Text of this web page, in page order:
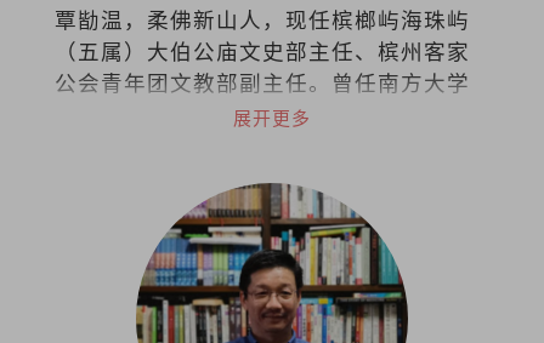
覃勓温，柔佛新山人，现任槟榔屿海珠屿
（五属）大伯公庙文史部主任、槟州客家
公会青年团文教部副主任。曾任南方大学
专项助理研究员。著有诗集《夕惕斋诗
马华文史札记》（2025）；另主编《南
天：槟榔屿广东暨汀州会馆会刊》
（2026）。
展开更多